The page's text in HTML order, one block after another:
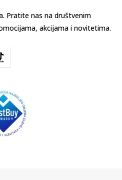
Pratite nas na društvenim
akcijama i novitetima.